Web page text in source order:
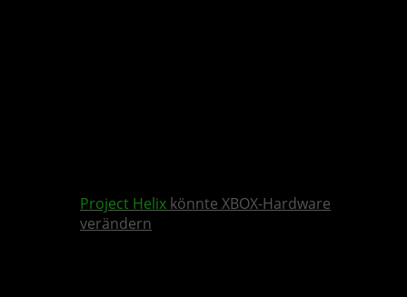
Project Helix könnte XBOX-Hardware
verändern